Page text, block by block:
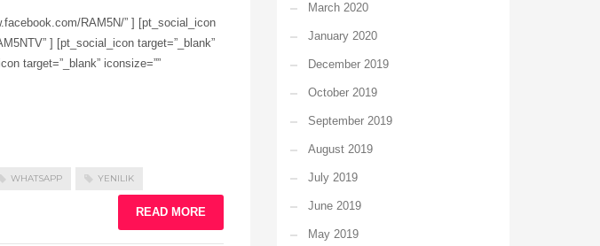
RAM5N/” ] [pt_social_icon
] [pt_social_icon target=”_blank”
target=”_blank” iconsize=””
WHATSAPP YENILIK
READ MORE
March 2020
January 2020
December 2019
October 2019
September 2019
August 2019
July 2019
June 2019
May 2019